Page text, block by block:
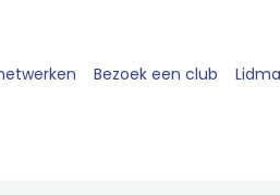
Bezoek een club